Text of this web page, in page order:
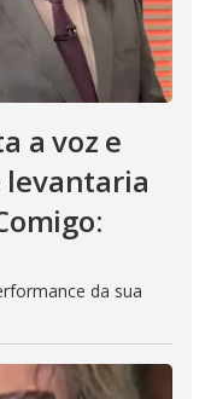
a voz e
levantaria
da sua